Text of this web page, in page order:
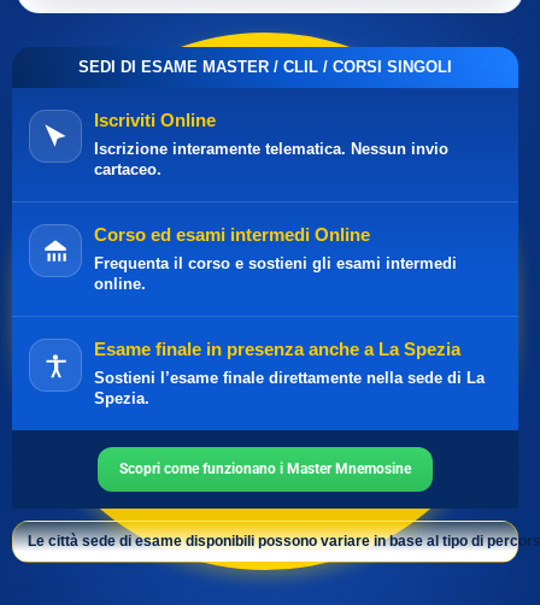
SEDI DI ESAME MASTER / CLIL / CORSI SINGOLI
Iscriviti Online
Iscrizione interamente telematica. Nessun invio
cartaceo.
Corso ed esami intermedi Online
Frequenta il corso e sostieni gli esami intermedi
online.
Esame finale in presenza anche a La Spezia
Sostieni l’esame finale direttamente nella sede di La
Spezia.
Scopri come funzionano i Master Mnemosine
Le città sede di esame disponibili possono variare in base al tipo di